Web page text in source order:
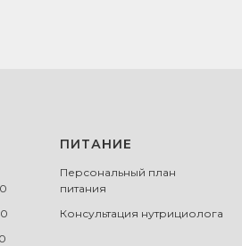
ПИТАНИЕ
Персональный план
питания
Консультация нутрициолога